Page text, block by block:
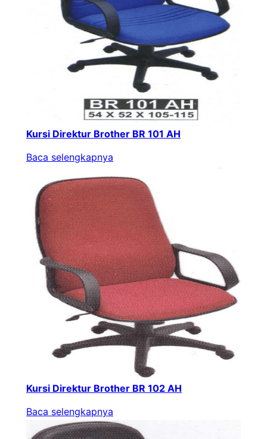
Kursi Direktur Brother BR 101 AH
Baca selengkapnya
Kursi Direktur Brother BR 102 AH
Baca selengkapnya